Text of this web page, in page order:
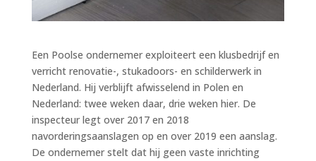
Een Poolse ondernemer exploiteert een klusbedrijf en
verricht renovatie-, stukadoors- en schilderwerk in
Nederland. Hij verblijft afwisselend in Polen en
Nederland: twee weken daar, drie weken hier. De
inspecteur legt over 2017 en 2018
navorderingsaanslagen op en over 2019 een aanslag.
De ondernemer stelt dat hij geen vaste inrichting